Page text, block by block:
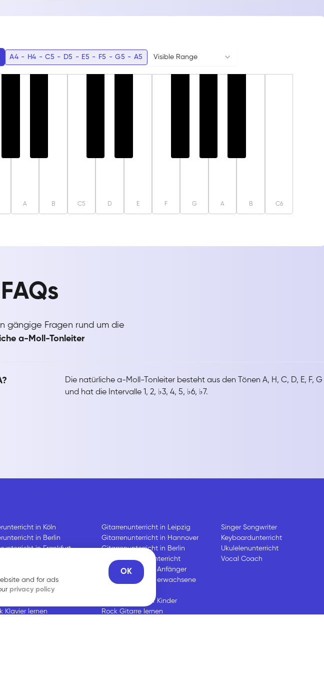
and for ads
privacy policy
OK
A4 - H4 - C5 - D5 - E5 - F5 - G5 - A5 Visible Range
A B C5 D E F G A B C6
FAQs
gängige Fragen rund um die
a-Moll-Tonleiter
Die natürliche a-Moll-Tonleiter besteht aus den Tönen A, H, C, D, E, F, G
und hat die Intervalle 1, 2, ♭3, 4, 5, ♭6, ♭7.
in Köln
in Berlin
in Frankfurt
für erwachsene
Klavier lernen
Gitarrenunterricht in Leipzig
Gitarrenunterricht in Hannover
Gitarrenunterricht in Berlin
Online Gitarrenunterricht
Gitarre lernen für Anfänger
Gitarre lernen für erwachsene
Gitarre lernen für Kinder
Rock Gitarre lernen
Singer Songwriter
Keyboardunterricht
Ukulelenunterricht
Vocal Coach